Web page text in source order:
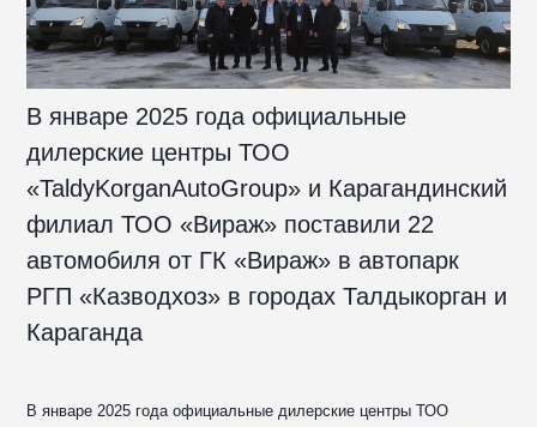
В январе 2025 года официальные
дилерские центры ТОО
«TaldyKorganAutoGroup» и Карагандинский
филиал ТОО «Вираж» поставили 22
автомобиля от ГК «Вираж» в автопарк
РГП «Казводхоз» в городах Талдыкорган и
Караганда
В январе 2025 года официальные дилерские центры ТОО